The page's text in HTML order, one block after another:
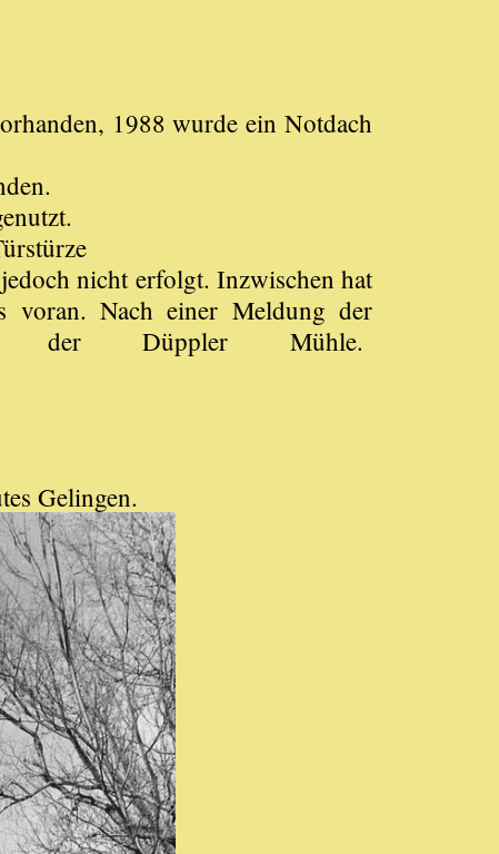
1988 wurde ein Notdach
nicht erfolgt. Inzwischen hat
voran. Nach einer Meldung der
der Düppler Mühle.
Gelingen.